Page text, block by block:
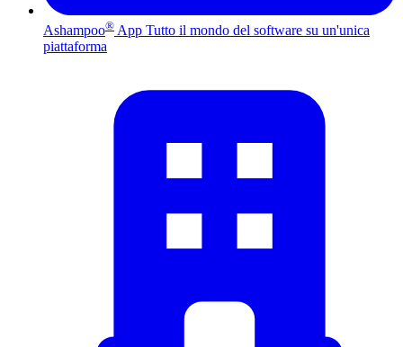
Ashampoo® App Tutto il mondo del software su un'unica
piattaforma